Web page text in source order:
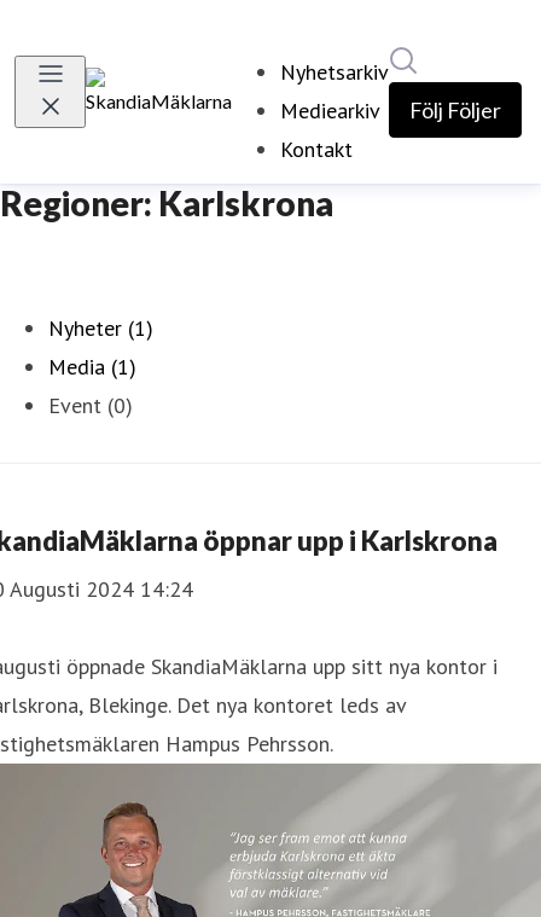
Nyhetsarkiv
Mediearkiv
Kontakt
Följ Följer
Regioner: Karlskrona
Nyheter (1)
Media (1)
Event (0)
öppnar upp i Karlskrona
Augusti 2024 14:24
öppnade SkandiaMäklarna upp sitt nya kontor i
Blekinge. Det nya kontoret leds av
Hampus Pehrsson.